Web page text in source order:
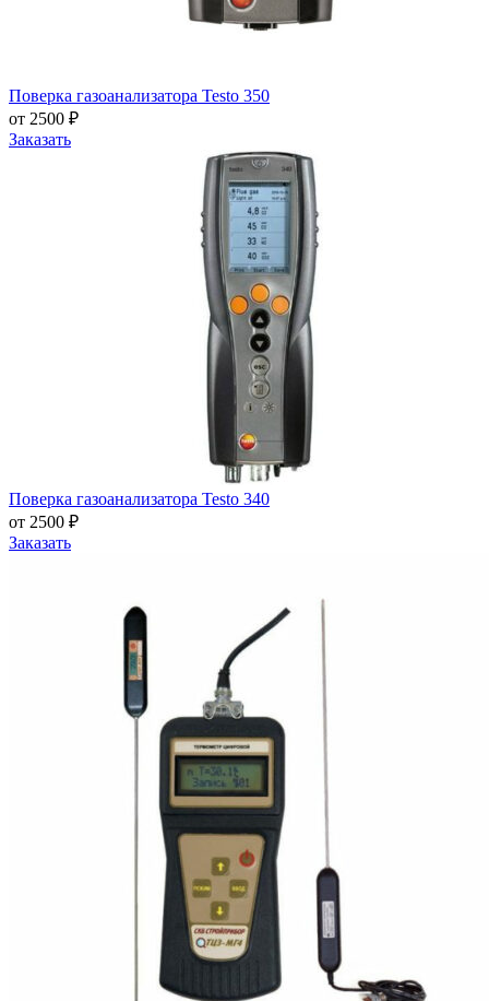
Поверка газоанализатора Testo 350
от 2500 ₽
Заказать
Поверка газоанализатора Testo 340
от 2500 ₽
Заказать